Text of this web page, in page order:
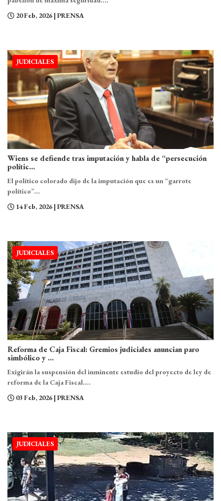
20 Feb, 2026 | PRENSA
JUDICIALES
Wiens se defiende tras imputación y habla de “persecución
polític...
El político colorado dijo de la imputación que es un “garrote
político”...
14 Feb, 2026 | PRENSA
JUDICIALES
Reforma de Caja Fiscal: Gremios judiciales anuncian paro
simbólico y ...
Exigirán la suspensión del inminente estudio del proyecto de ley de
reforma de la Caja Fiscal....
03 Feb, 2026 | PRENSA
JUDICIALES